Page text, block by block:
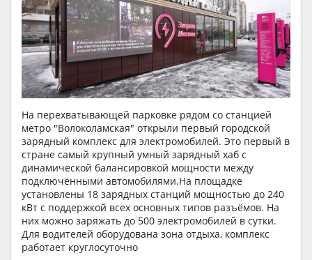
На перехватывающей парковке рядом со станцией
метро "Волоколамская" открыли первый городской
зарядный комплекс для электромобилей. Это первый в
стране самый крупный умный зарядный хаб с
динамической балансировкой мощности между
подключёнными автомобилями.На площадке
установлены 18 зарядных станций мощностью до 240
кВт с поддержкой всех основных типов разъёмов. На
них можно заряжать до 500 электромобилей в сутки.
Для водителей оборудована зона отдыха, комплекс
работает круглосуточно